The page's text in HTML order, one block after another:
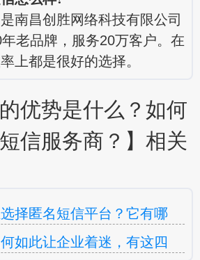
昌创胜网络科技有限公司
老品牌，服务20万客户。在
上都是很好的选择。
的优势是什么？如何
信服务商？】相关
择匿名短信平台？它有哪
如此让企业着迷，有这四